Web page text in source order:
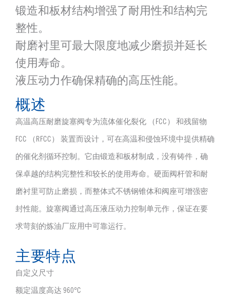
锻造和板材结构增强了耐用性和结构完
整性。
耐磨衬里可最大限度地减少磨损并延长
使用寿命。
液压动力作确保精确的高压性能。
概述
高温高压耐磨旋塞阀专为流体催化裂化 （FCC） 和残留物
FCC （RFCC） 装置而设计，可在高温和侵蚀环境中提供精确
的催化剂循环控制。它由锻造和板材制成，没有铸件，确
保卓越的结构完整性和较长的使用寿命。硬面阀杆管和耐
磨衬里可防止磨损，而整体式不锈钢锥体和阀座可增强密
封性能。旋塞阀通过高压液压动力控制单元作，保证在要
求苛刻的炼油厂应用中可靠运行。
主要特点
自定义尺寸
额定温度高达 960°C